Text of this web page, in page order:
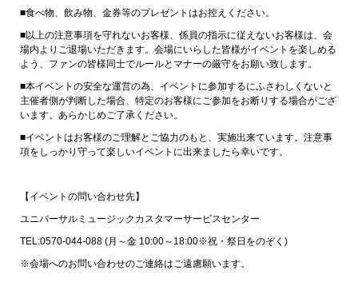
■食べ物、飲み物、金券等のプレゼントはお控えください。
■以上の注意事項を守れないお客様、係員の指示に従えないお客様は、会
場内よりご退場いただきます。会場にいらした皆様がイベントを楽しめる
よう、ファンの皆様同士でルールとマナーの厳守をお願い致します。
■本イベントの安全な運営の為、イベントに参加するにふさわしくないと
主催者側が判断した場合、特定のお客様にご参加をお断りする場合がござ
います。あらかじめご了承ください。
■イベントはお客様のご理解とご協力のもと、実施出来ています。注意事
項をしっかり守って楽しいイベントに出来ましたら幸いです。
【イベントの問い合わせ先】
ユニバーサルミュージックカスタマーサービスセンター
TEL:0570-044-088 (月～金 10:00～18:00※祝・祭日をのぞく)
※会場へのお問い合わせのご連絡はご遠慮願います。